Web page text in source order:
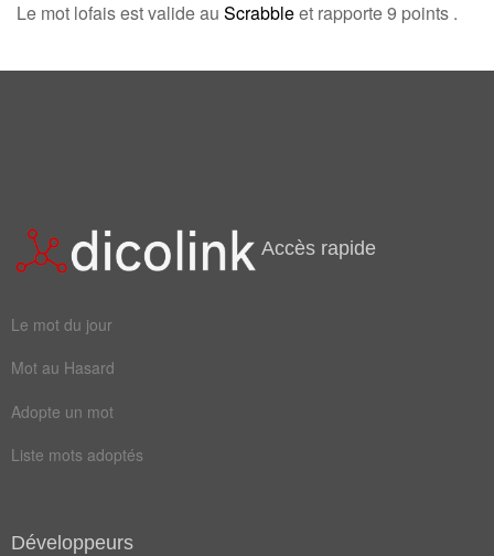
Le mot lofais est valide au Scrabbleet rapporte 9 points .
Accès rapide
Le mot du jour
Mot au Hasard
Adopte un mot
Liste mots adoptés
Développeurs